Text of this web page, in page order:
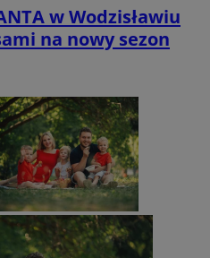
w Wodzisławiu
na nowy sezon